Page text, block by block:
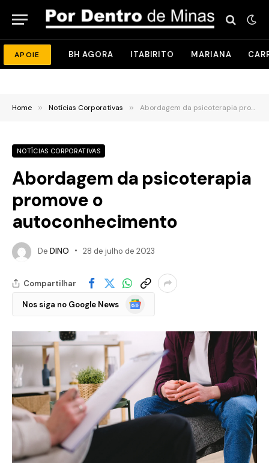
APOIE BH AGORA ITABIRITO MARIANA
Home » Notícias Corporativas » Abordagem da psicoterapia promove o autoconhecimento
NOTÍCIAS CORPORATIVAS
Abordagem da psicoterapia
promove o
autoconhecimento
De DINO 28 de julho de 2023
Compartilhar
Nos siga no Google News
Google
Notícias